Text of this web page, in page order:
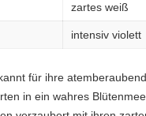
zartes weiß
intensiv violett
für ihre
in ein wahres